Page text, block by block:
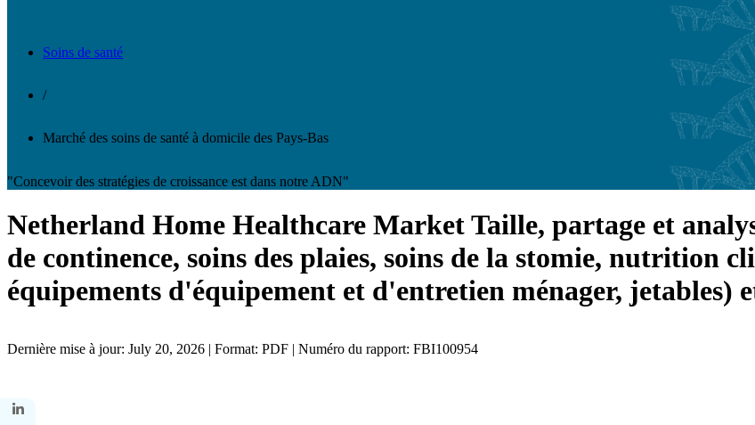
Soins de santé
/
Marché des soins de santé à domicile des Pays-Bas
"Concevoir des stratégies de croissance est dans notre ADN"
Netherland Home Healthcare Market Taille, partage et
de continence, soins des plaies, soins de la stomie, nutrition
équipements d'équipement et d'entretien ménager, jetables)
Dernière mise à jour: July 20, 2026 | Format: PDF | Numéro du rapport: FBI100954